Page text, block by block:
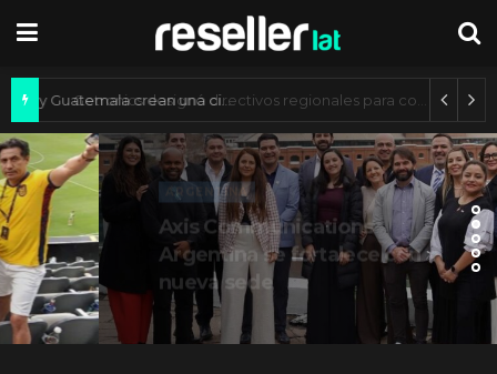
Axis Communications y Guatemala crean una ciudad inteligente
ARGENTINA
Axis Communications
Argentina se fortalece con
nueva sede